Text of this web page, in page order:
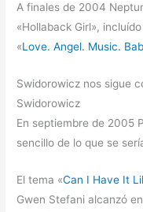
A finales de 2004
«Hollaback Girl»,
«Love. Angel. Music.
Swidorowicz nos sigue
Swidorowicz
En septiembre de 2005
sencillo de lo que se
El tema «Can I Have It
Gwen Stefani alcanzó